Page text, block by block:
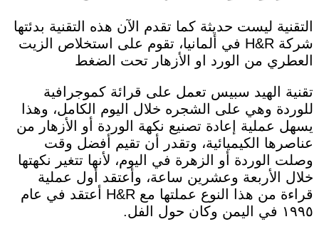
التقنية ليست حديثة كما تقدم الآن هذه التقنية بدئتها
شركة H&R في ألمانيا، تقوم على استخلاص الزيت
العطري من الورد او الأزهار تحت الضغط
تقنية الهيد سبيس تعمل على قرائة كموجرافية
للوردة وهي على الشجره خلال اليوم الكامل، وهذا
يسهل عملية إعادة تصنيع نكهة الوردة أو الأزهار من
عناصرها الكيميائية، وتقدر أن تقيم أفضل وقت
وصلت الوردة أو الزهرة في اليوم، لأنها تتغير نكهتها
خلال الأربعة وعشرين ساعة، وأعتقد أول عملية
قراءة من هذا النوع عملتها مع H&R أعتقد في عام
١٩٩٥ في اليمن وكان حول الفل.